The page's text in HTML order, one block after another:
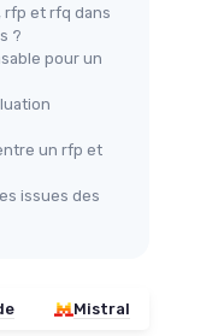
rfp et rfq dans
?
pour un
un rfp et
issues des
Mistral